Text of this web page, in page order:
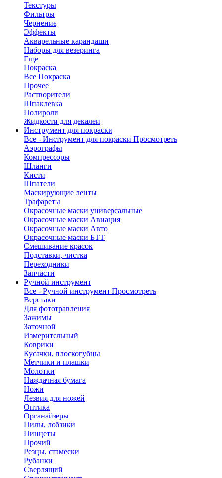
Текстуры
Фильтры
Чернение
Эффекты
Акварельные карандаши
Наборы для везеринга
Еще
Покраска
Все Покраска
Прочее
Растворители
Шпаклевка
Полироли
Жидкости для декалей
Инструмент для покраски
Все - Инструмент для покраски Просмотреть
Аэрографы
Компрессоры
Шланги
Кисти
Шпатели
Маскирующие ленты
Трафареты
Окрасочные маски универсальные
Окрасочные маски Авиация
Окрасочные маски Авто
Окрасочные маски БТТ
Смешивание красок
Подставки, чистка
Переходники
Запчасти
Ручной инструмент
Все - Ручной инструмент Просмотреть
Верстаки
Для фототравления
Зажимы
Заточной
Измерительный
Коврики
Кусачки, плоскогубцы
Метчики и плашки
Молотки
Наждачная бумага
Ножи
Лезвия для ножей
Оптика
Органайзеры
Пилы, лобзики
Пинцеты
Прочий
Резцы, стамески
Рубанки
Сверлящий